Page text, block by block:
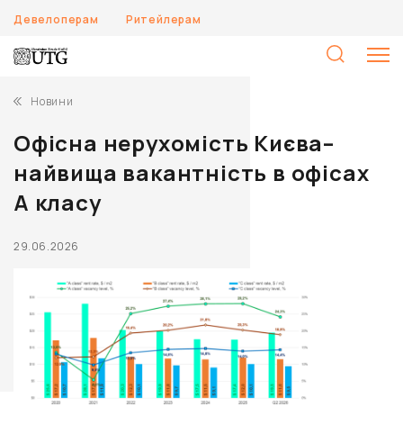
Девелоперам Ритейлерам
Новини
Офісна нерухомість Києва–
найвища вакантність в офісах
А класу
29.06.2026